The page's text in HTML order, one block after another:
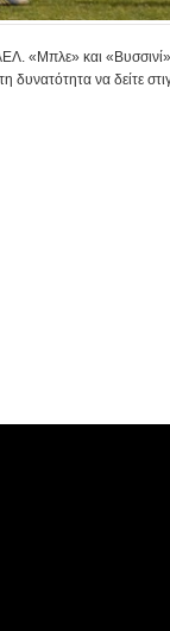
«Μπλε» και
δυνατότητα να δείτε